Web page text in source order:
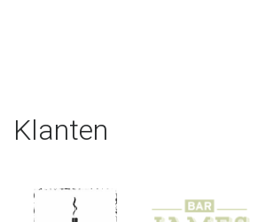
Klanten